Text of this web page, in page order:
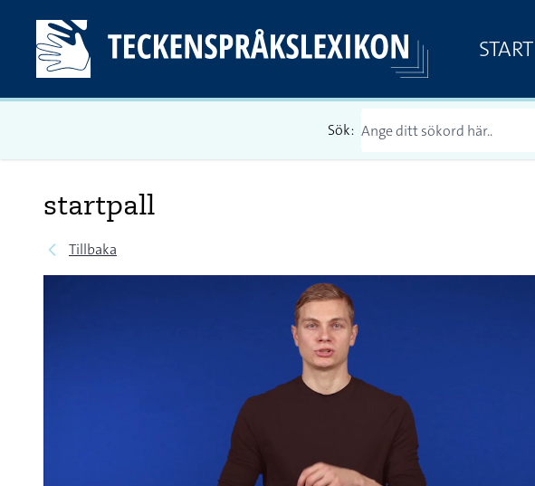
START
Sök:
startpall
Tillbaka